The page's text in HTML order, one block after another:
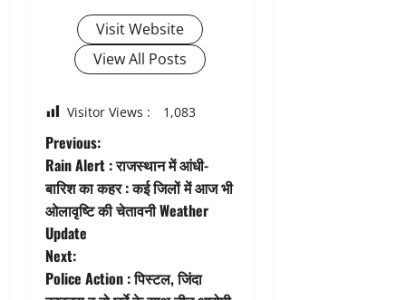
Visit Website
View All Posts
Visitor Views : 1,083
P
o
s
t
Previous:
Rain Alert : राजस्थान में आंधी-
बारिश का कहर : कई जिलों में आज भी
ओलावृष्टि की चेतावनी Weather
Update
Next:
Police Action : पिस्टल, जिंदा